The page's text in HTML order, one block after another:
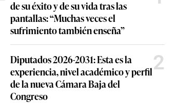
de su éxito y de su vida tras las
pantallas: “Muchas veces el
sufrimiento también enseña”
Diputados 2026-2031: Esta es la
experiencia, nivel académico y perfil
de la nueva Cámara Baja del
Congreso
2